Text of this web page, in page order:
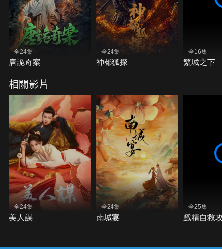
全24集
唐詭奇案
全24集
神都狐探
全16集
繁城之下
相關影片
全24集
美人謀
全24集
南城宴
全25集
戲精自救